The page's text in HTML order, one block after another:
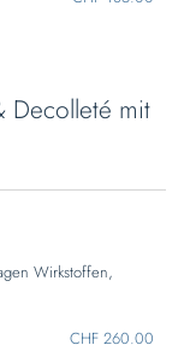
Decolleté mit
Wirkstoffen,
CHF 260.00